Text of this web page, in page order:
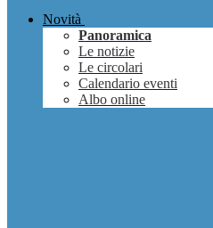
Novità
Panoramica
Le notizie
Le circolari
Calendario eventi
Albo online